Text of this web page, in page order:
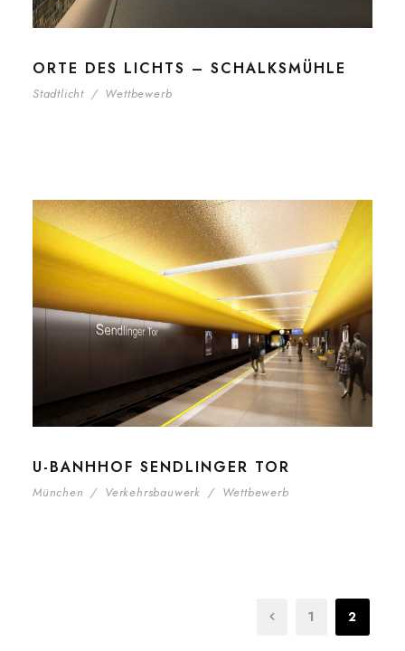
ORTE DES LICHTS – SCHALKSMÜHLE
Stadtlicht / Wettbewerb
U-BANHHOF SENDLINGER TOR
München / Verkehrsbauwerk / Wettbewerb
1 2